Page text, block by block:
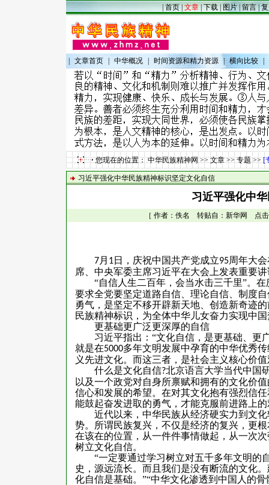
|首页|文章|下载| 图片|留言|
文章首页 中华概况 时间资源和精力资源 | 横向比较
您现在的位置：中华民族精神网>>文章>>专题>>[
习近平强化中华民族精神标识坚定文化自信
习近平强化中
［ 作者：佚名 转贴自：新华网 点
7月 1日，庆祝中国共产党成立95周年大
席、中央军委主席习近平在大会上发表重要
“自信人生二百年，会当水击三千里”。在
要求全党要坚定道路自信、理论自信、制度
勇气，是坚定不移开辟新天地、创造新奇迹
民族精神标识，为全体中华儿女奋力实现中
更基础更广泛更深厚的自信
习近平指出：“文化自信，是更基础、更
就是在5000多年文明发展中孕育的中华优秀
义先进文化。而这三者，是社会主义核心价
什么是文化自信?北京语言大学当代中国
以及一个政党对自身所禀赋和拥有的文化价
信心和发展的希望。在对其文化抱有强烈信
能鼓起奋发进取的勇气，才能克服前进路上
近代以来，中华民族从经济硬实力到文化
势。所谓民族复兴，不仅是经济的复兴，更
在该在的位置，从一件件事情做起，从一次
树立文化自信。
“一定要通过学习树立对五千多年文明的自
史，源远流长。而且我们是没有断流的文化
化自信是基础。”“中华文化渗透到中国人的